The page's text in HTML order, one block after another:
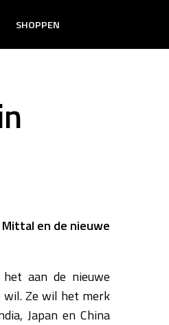
SHOPPEN
en de nieuwe
aan de nieuwe
wil. Ze wil het merk
Japan en China